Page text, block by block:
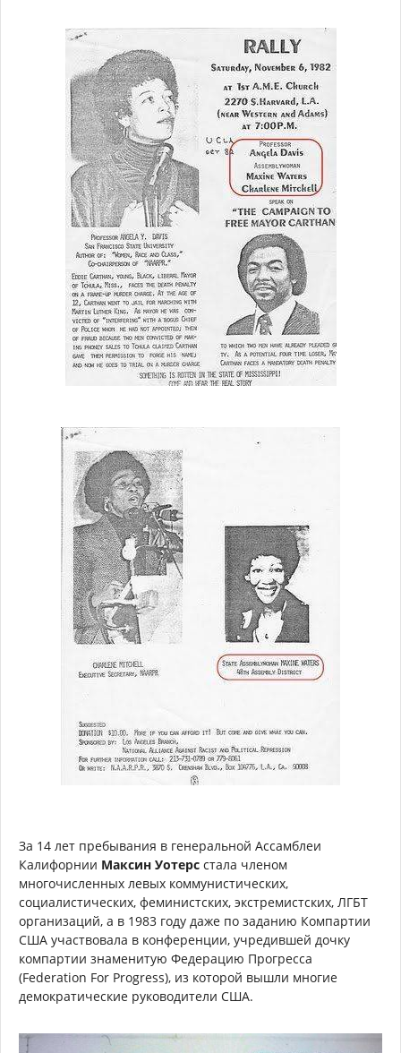
За 14 лет пребывания в генеральной Ассамблеи
Калифорнии Максин Уотерс стала членом
многочисленных левых коммунистических,
социалистических, феминистских, экстремистских, ЛГБТ
организаций, а в 1983 году даже по заданию Компартии
США участвовала в конференции, учредившей дочку
компартии знаменитую Федерацию Прогресса
(Federation For Progress), из которой вышли многие
демократические руководители США.